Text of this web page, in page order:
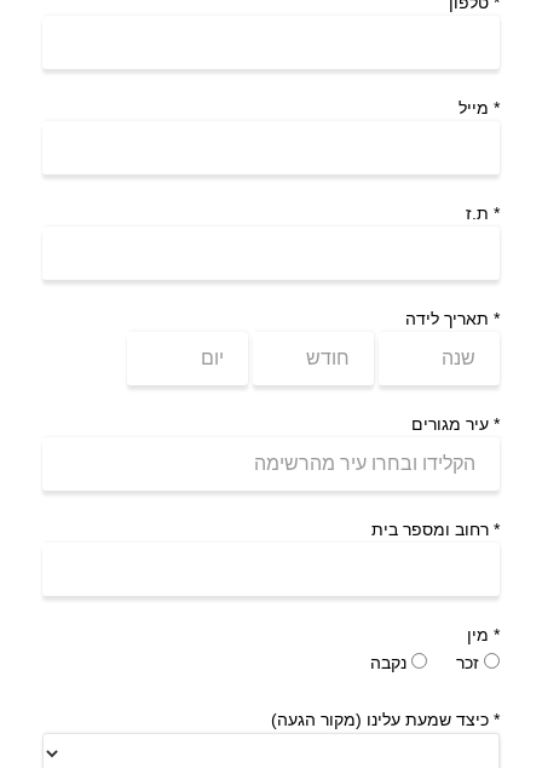
* מייל
* ת.ז
* תאריך לידה
* עיר מגורים
* רחוב ומספר בית
* מין
זכר
נקבה
* כיצד שמעת עלינו (מקור הגעה)